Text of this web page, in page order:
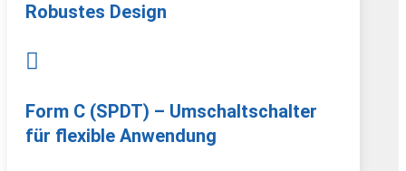
Robustes Design

Form C (SPDT) – Umschaltschalter
für flexible Anwendung